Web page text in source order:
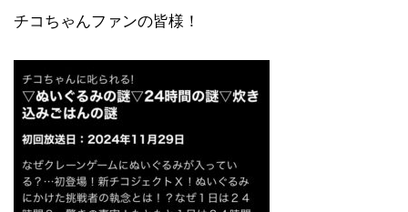
チコちゃんファンの皆様！